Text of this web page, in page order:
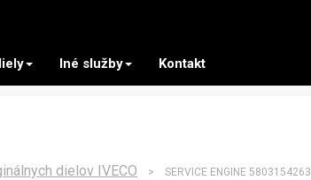
Iné služby Kontakt
dielov IVECO > SERVICE ENGINE 5803154263